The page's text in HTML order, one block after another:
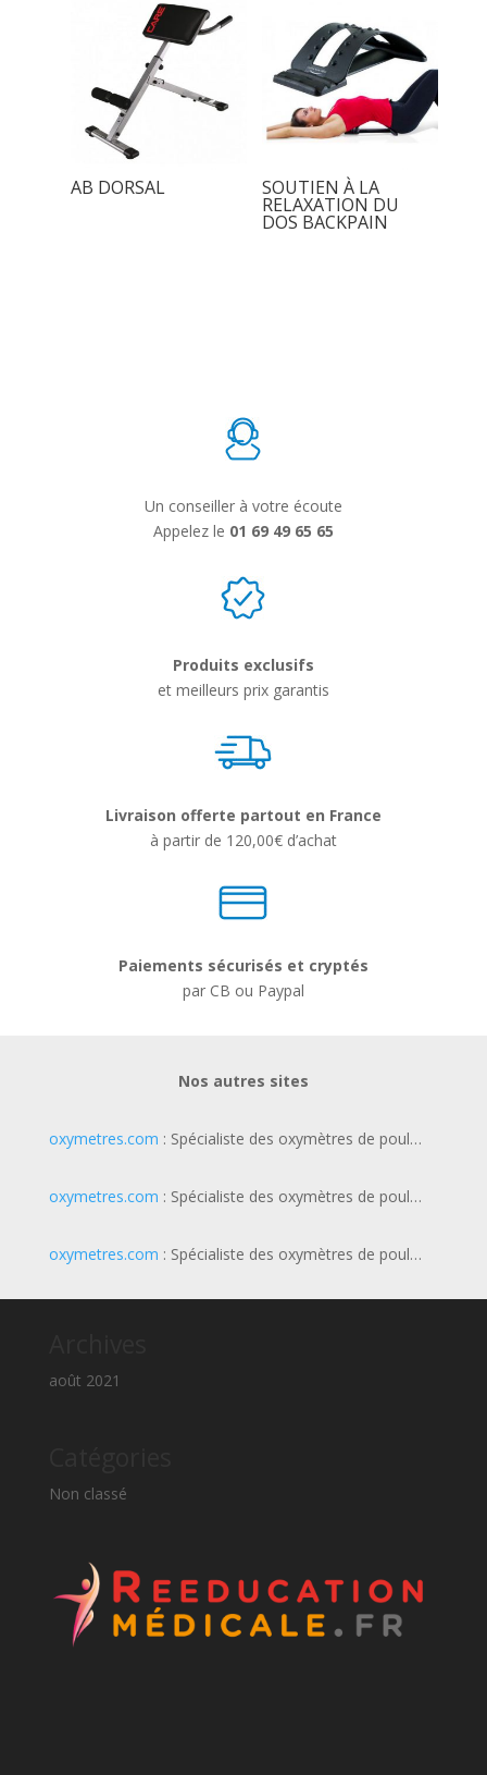
AB DORSAL SOUTIEN À LA
RELAXATION DU
DOS BACKPAIN
Un conseiller à votre écoute
Appelez le 01 69 49 65 65
Produits exclusifs
et meilleurs prix garantis
Livraison offerte partout en France
à partir de 120,00€ d’achat
Paiements sécurisés et cryptés
par CB ou Paypal
Nos autres sites
oxymetres.com : Spécialiste des oxymètres de poul…
oxymetres.com : Spécialiste des oxymètres de poul…
oxymetres.com : Spécialiste des oxymètres de poul…
août 2021
Non classé